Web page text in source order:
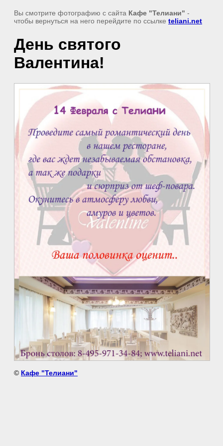
Вы смотрите фотографию с сайта Кафе "Телиани" -
чтобы вернуться на него перейдите по ссылке teliani.net
День святого
Валентина!
© Кафе "Телиани"